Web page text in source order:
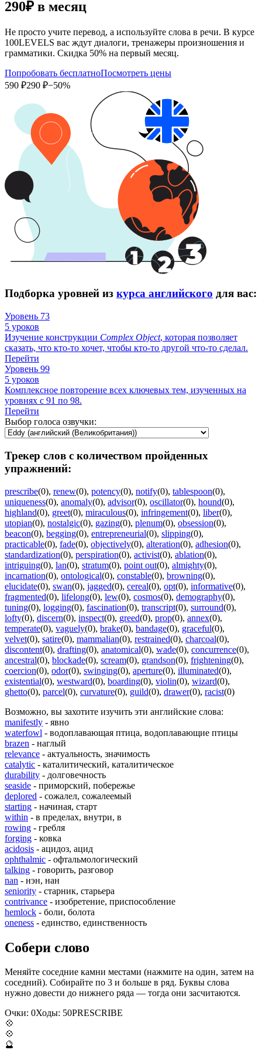
290₽ в месяц
Не просто учите перевод, а используйте слова в речи. В курсе
100LEVELS вас ждут диалоги, тренажеры произношения и
грамматики. Скидка 50% на первый месяц.
Попробовать бесплатноПосмотреть цены
590 ₽290 ₽−50%
Подборка уровней из курса английского для вас:
Уровень 73
5 уроков
Изучение конструкции Complex Object, которая позволяет
сказать, что кто-то хочет, чтобы кто-то другой что-то сделал.
Перейти
Уровень 99
5 уроков
Комплексное повторение всех ключевых тем, изученных на
уровнях с 91 по 98.
Перейти
Выбор голоса озвучки:
Трекер слов с количеством пройденных
упражнений:
prescribe(0), renew(0), potency(0), notify(0), tablespoon(0),
uniqueness(0), anomaly(0), advisor(0), oscillator(0), hound(0),
highland(0), greet(0), miraculous(0), infringement(0), liber(0),
utopian(0), nostalgic(0), gazing(0), plenum(0), obsession(0),
beacon(0), begging(0), entrepreneurial(0), slipping(0),
practicable(0), fade(0), objectively(0), alteration(0), adhesion(0),
standardization(0), perspiration(0), activist(0), ablation(0),
intriguing(0), lan(0), stratum(0), point out(0), almighty(0),
incarnation(0), ontological(0), constable(0), browning(0),
elucidate(0), swan(0), jagged(0), cereal(0), opt(0), informative(0),
fragmented(0), lifelong(0), lew(0), cosmos(0), demography(0),
tuning(0), logging(0), fascination(0), transcript(0), surround(0),
lofty(0), discern(0), inspect(0), greed(0), prop(0), annex(0),
temperate(0), vaguely(0), brake(0), bandage(0), graceful(0),
velvet(0), satire(0), mammalian(0), restrained(0), charcoal(0),
discontent(0), drafting(0), anatomical(0), wade(0), concurrence(0),
ancestral(0), blockade(0), scream(0), grandson(0), frightening(0),
coercion(0), odor(0), swinging(0), aperture(0), illuminated(0),
existential(0), westward(0), boarding(0), violin(0), wizard(0),
ghetto(0), parcel(0), curvature(0), guild(0), drawer(0), racist(0)
Возможно, вы захотите изучить эти английские слова:
manifestly - явно
waterfowl - водоплавающая птица, водоплавающие птицы
brazen - наглый
relevance - актуальность, значимость
catalytic - каталитический, каталитическое
durability - долговечность
seaside - приморский, побережье
deplored - сожалел, сожалеемый
starting - начиная, старт
within - в пределах, внутри, в
rowing - гребля
forging - ковка
acidosis - ацидоз, ацид
ophthalmic - офтальмологический
talking - говорить, разговор
nan - нэн, нан
seniority - старник, старьера
contrivance - изобретение, приспособление
hemlock - боли, болота
oneness - единство, единственность
Собери слово
Меняйте соседние камни местами (нажмите на один, затем на
соседний). Собирайте по 3 и больше в ряд. Буквы слова
нужно довести до нижнего ряда — тогда они засчитаются.
Очки: 0Ходы: 50PRESCRIBE
💠
💠
🔮